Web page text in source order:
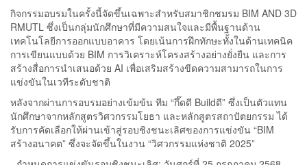
กิจกรรมอบรมในครั้งนี้จัดขึ้นเฉพาะสำหรับสมาชิกชมรม BIM AND 3D
RMUTL ซึ่งเป็นกลุ่มนักศึกษาที่มีความสนใจและมีพื้นฐานด้าน
เทคโนโลยีการออกแบบอาคาร โดยเน้นการฝึกทักษะทั้งในด้านเทคนิค
การเขียนแบบด้วย BIM การวิเคราะห์โครงสร้างอย่างยั่งยืน และการ
สร้างสื่อการนำเสนอด้วย AI เพื่อเสริมสร้างขีดความสามารถในการ
แข่งขันในเวทีระดับชาติ
หลังจากผ่านการอบรมอย่างเข้มข้น ทีม “กึ๊ดดี Buildดี” ซึ่งเป็นตัวแทน
นักศึกษาจากหลักสูตรวิศวกรรมโยธา และหลักสูตรสถาปัตยกรรม ได้
รับการคัดเลือกให้ผ่านเข้าสู่รอบชิงชนะเลิศของการแข่งขัน “BIM
สร้างอนาคต” ซึ่งจะจัดขึ้นในงาน “วิศวกรรมแห่งชาติ 2025”